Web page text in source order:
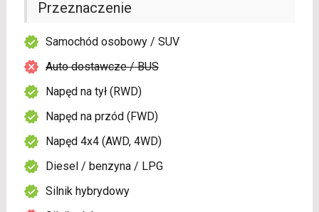
Przeznaczenie
Samochód osobowy / SUV
Auto dostawcze / BUS
Napęd na tył (RWD)
Napęd na przód (FWD)
Napęd 4x4 (AWD, 4WD)
Diesel / benzyna / LPG
Silnik hybrydowy